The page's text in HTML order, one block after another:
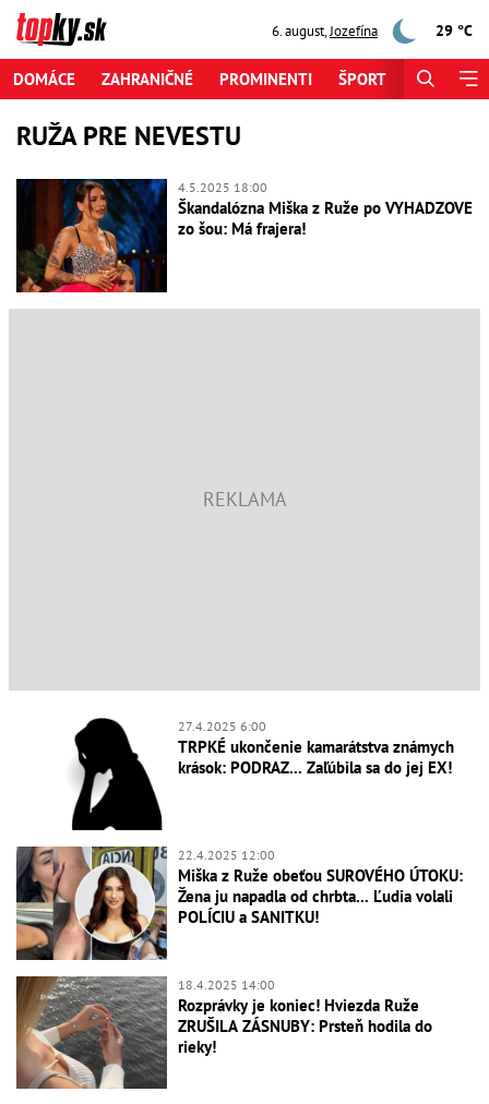
6. august,Jozefína 29 °C
DOMÁCE ZAHRANIČNÉ PROMINENTI ŠPORT
RUŽA PRE NEVESTU
4.5.2025 18:00
Škandalózna Miška z Ruže po VYHADZOVE
zo šou: Má frajera!
27.4.2025 6:00
TRPKÉ ukončenie kamarátstva známych
krások: PODRAZ... Zaľúbila sa do jej EX!
22.4.2025 12:00
Miška z Ruže obeťou SUROVÉHO ÚTOKU:
Žena ju napadla od chrbta... Ľudia volali
POLÍCIU a SANITKU!
18.4.2025 14:00
Rozprávky je koniec! Hviezda Ruže
ZRUŠILA ZÁSNUBY: Prsteň hodila do
rieky!